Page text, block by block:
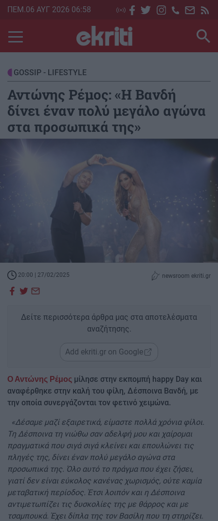
Skip
main
content
ΠΕΜ.06 ΑΥΓ 2026 06:58
GOSSIP - LIFESTYLE
Αντώνης Ρέμος: «Η Βανδή
δίνει έναν πολύ μεγάλο αγώνα
στα προσωπικά της»
20:00 | 27/02/2025 newsroom ekriti.gr
Δείτε περισσότερα άρθρα μας στα αποτελέσματα
αναζήτησης.
Add ekriti.gr on Google
Ο Αντώνης Ρέμος μίλησε στην εκπομπή happy Day και
αναφέρθηκε στην καλή του φίλη, Δέσποινα Βανδή, με
την οποία συνεργάζονται τον φετινό χειμώνα.
«Δέσαμε μαζί εξαιρετικά, είμαστε πολλά χρόνια φίλοι.
Τη Δέσποινα τη νιώθω σαν αδελφή μου και χαίρομαι
πραγματικά που σιγά σιγά κλείνει και επουλώνει τις
πληγές της, δίνει έναν πολύ μεγάλο αγώνα στα
προσωπικά της. Όλο αυτό το πράγμα που έχει ζήσει,
γιατί δεν είναι εύκολος κανένας χωρισμός, ούτε καμία
μεταβατική περίοδος. Έτσι λοιπόν και η Δέσποινα
αντιμετωπίζει τις δυσκολίες της με θάρρος και με
τσαμπουκά. Έχει δίπλα της τον Βασίλη που τη στηρίζει.